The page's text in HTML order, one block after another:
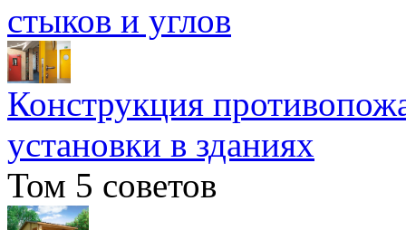
стыков и углов
Конструкция
установки в зданиях
Том 5 советов